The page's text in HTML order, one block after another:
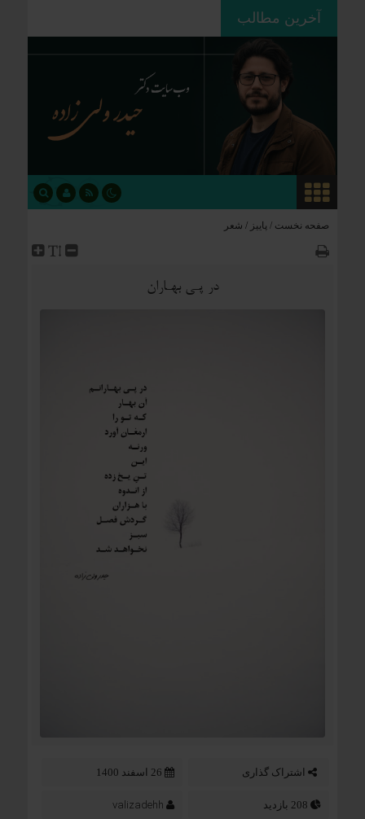
آخرین مطالب
ردپای استعمار بر جغرافیای سیاسی؛
صفحه نخست / پاییز / شعر
در پـی بهـاران
اشتراک گذاری 26 اسفند 1400
valizadehh